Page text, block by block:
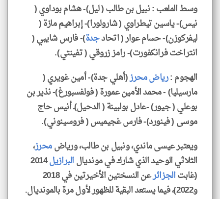
وسط الملعب : نبيل بن طالب ( ليل)- هشام بوداوي (
نيس)- ياسين تيطراوي ( شارولورا)- إبراهيم مازة (
ليفركوزن)- حسام عوار ( اتحادجدة)- فارس شايبي (
انتراخت فرانكفورت)- رامز زروقي ( تفينتي).
الهجوم :رياض محرز(أهلي جدة)- أمين غويري (
مارسيليا) - محمد الأمين عمورة ( فولفسبورغ)- نذير بن
بوعلي ( جيور) -عادل بولبينة ( الدحيل)ـ أنيس حاج
موسى ( فينورد)- فارس غجيميس ( فروسينوني).
ويعتبر عيسى ماندي، ونبيل بن طالب، ورياضمحرز،
الثلاثي الوحيد الذي شارك في مونديالالبرازيل2014
(غابتالجزائر
عن النسختين الأخيرتين في 2018
و2022)، فيما يستعد البقية للظهور لأول مرة بالمونديال.